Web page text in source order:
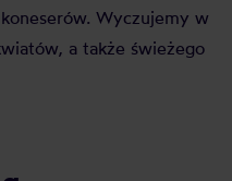
Wyczujemy w
a także świeżego